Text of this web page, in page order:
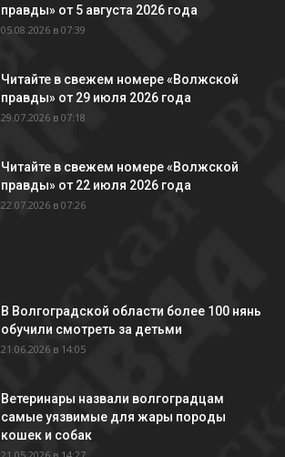
правды» от 5 августа 2026 года
05.08.2026 в 07:39
Читайте в свежем номере «Волжской
правды» от 29 июля 2026 года
29.07.2026 в 07:18
Читайте в свежем номере «Волжской
правды» от 22 июля 2026 года
22.07.2026 в 07:26
В Волгоградской области более 100 нянь
обучили смотреть за детьми
21.06.2026 в 14:05
Ветеринары назвали волгоградцам
самые уязвимые для жары породы
кошек и собак